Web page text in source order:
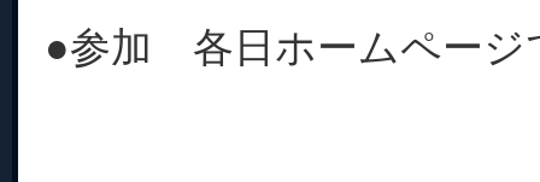
●参加 各日ホームページ